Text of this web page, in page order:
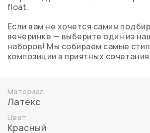
float.
Если вам не хочется самим
вечеринке — выберите один из
наборов! Мы собираем самые
композиции в приятных
Материал
Латекс
Цвет
Красный